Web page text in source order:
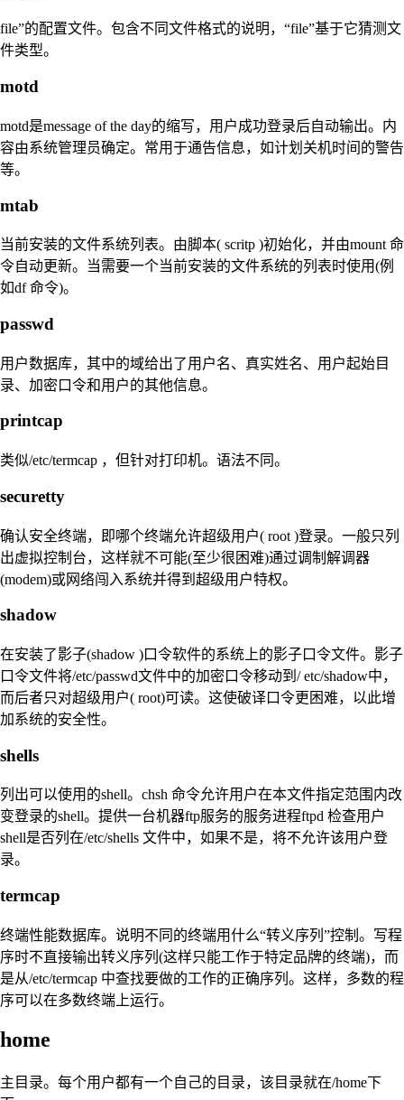
file”的配置文件。包含不同文件格式的说明，“file”基于它猜测文
件类型。
motd
motd是message of the day的缩写，用户成功登录后自动输出。内
容由系统管理员确定。常用于通告信息，如计划关机时间的警告
等。
mtab
当前安装的文件系统列表。由脚本( scritp )初始化，并由mount 命
令自动更新。当需要一个当前安装的文件系统的列表时使用(例
如df 命令)。
passwd
用户数据库，其中的域给出了用户名、真实姓名、用户起始目
录、加密口令和用户的其他信息。
printcap
类似/etc/termcap ，但针对打印机。语法不同。
securetty
确认安全终端，即哪个终端允许超级用户( root )登录。一般只列
出虚拟控制台，这样就不可能(至少很困难)通过调制解调器
(modem)或网络闯入系统并得到超级用户特权。
shadow
在安装了影子(shadow )口令软件的系统上的影子口令文件。影子
口令文件将/etc/passwd文件中的加密口令移动到/ etc/shadow中，
而后者只对超级用户( root)可读。这使破译口令更困难，以此增
加系统的安全性。
shells
列出可以使用的shell。chsh 命令允许用户在本文件指定范围内改
变登录的shell。提供一台机器ftp服务的服务进程ftpd 检查用户
shell是否列在/etc/shells 文件中，如果不是，将不允许该用户登
录。
termcap
终端性能数据库。说明不同的终端用什么“转义序列”控制。写程
序时不直接输出转义序列(这样只能工作于特定品牌的终端)，而
是从/etc/termcap 中查找要做的工作的正确序列。这样，多数的程
序可以在多数终端上运行。
home
主目录。每个用户都有一个自己的目录，该目录就在/home下